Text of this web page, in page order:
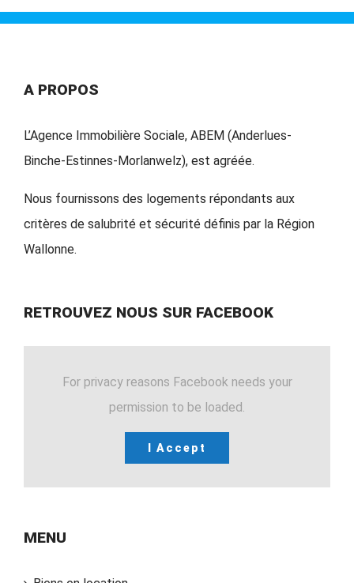
A PROPOS
L’Agence Immobilière Sociale, ABEM (Anderlues-
Binche-Estinnes-Morlanwelz), est agréée.
Nous fournissons des logements répondants aux
critères de salubrité et sécurité définis par la Région
Wallonne.
RETROUVEZ NOUS SUR FACEBOOK
For privacy reasons Facebook needs your
permission to be loaded.
I Accept
MENU